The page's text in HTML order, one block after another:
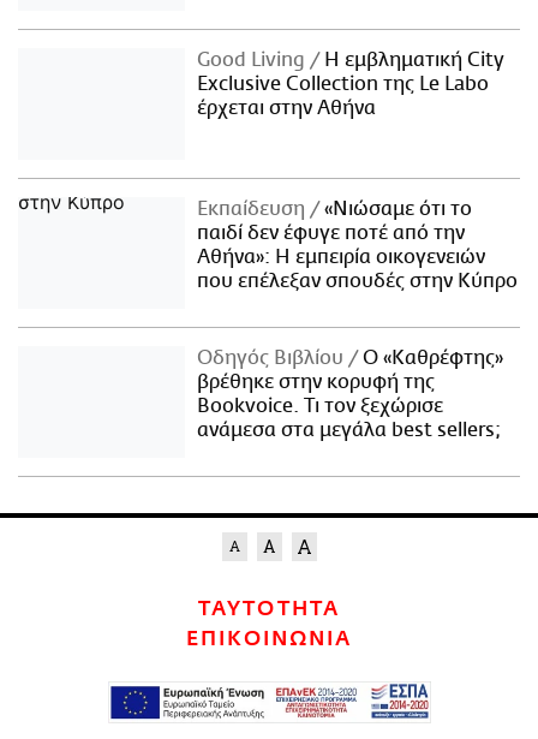
Good Living
Η εμβληματική City
Exclusive Collection της Le Labo
έρχεται στην Αθήνα
Εκπαίδευση
«Νιώσαμε ότι το
παιδί δεν έφυγε ποτέ από την
Αθήνα»: Η εμπειρία οικογενειών
που επέλεξαν σπουδές στην Κύπρο
Οδηγός Βιβλίου
Ο «Καθρέφτης»
βρέθηκε στην κορυφή της
Bookvoice. Τι τον ξεχώρισε
ανάμεσα στα μεγάλα best sellers;
ΤΑΥΤΟΤΗΤΑ
ΕΠΙΚΟΙΝΩΝΙΑ